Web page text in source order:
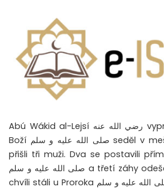
Abú Wákid al-Lejsí رضي الله عنه vyprávěl: „Zatímco Posel
Boží صلى الله عليه و سلم seděl v mešitě s nějakými lidmi,
přišli tři muži. Dva se postavili
صلى الله عليه و سلم a třetí záhy odešel pryč. Dva zbývající
chvíli stáli u Proroka صلى الله عليه و سلم, načež jeden našel